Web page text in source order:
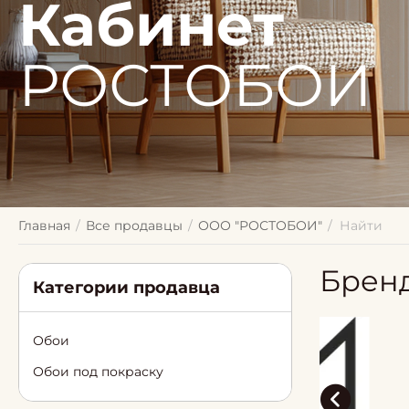
Кабинет
РОСТОБОИ
Главная / Все продавцы / ООО "РОСТОБОИ" / Найти
Категории продавца
Обои
Обои под покраску